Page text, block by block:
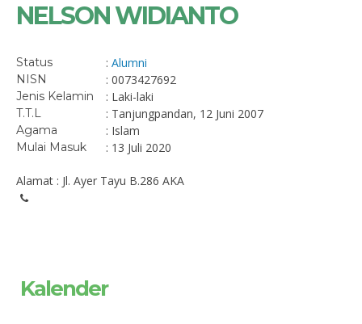
NELSON WIDIANTO
Status : Alumni
NISN : 0073427692
Jenis Kelamin : Laki-laki
T.T.L : Tanjungpandan, 12 Juni 2007
Agama : Islam
Mulai Masuk : 13 Juli 2020
Alamat : Jl. Ayer Tayu B.286 AKA
Kalender